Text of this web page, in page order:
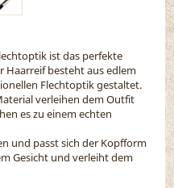
ist das perfekte
Haarreif besteht aus edlem
Flechtoptik gestaltet.
verleihen dem Outfit
es zu einem echten
und passt sich der Kopfform
Gesicht und verleiht dem